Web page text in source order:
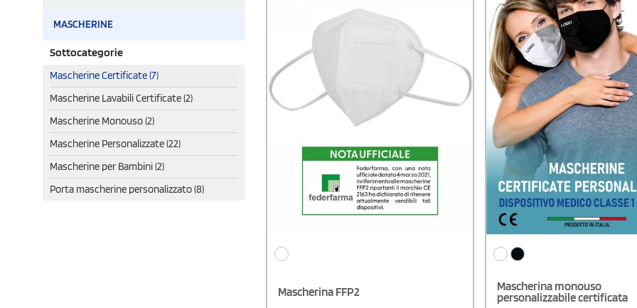
MASCHERINE
Sottocategorie
Mascherine Certificate (7)
Mascherine Lavabili Certificate (2)
Mascherine Monouso (2)
Mascherine Personalizzate (22)
Mascherine per Bambini (2)
Porta mascherine personalizzato (8)
Mascherina FFP2
Mascherina monouso
personalizzabile certificata